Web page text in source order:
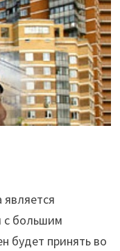
является
с большим
будет принять во